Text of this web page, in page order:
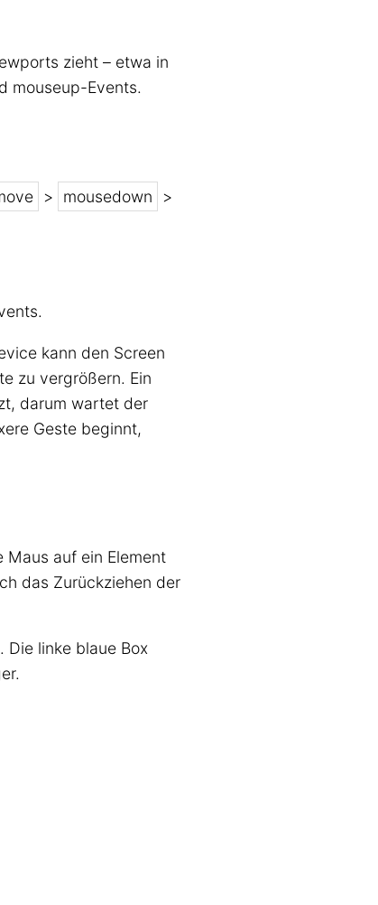
zieht – etwa in
mouseup-Events.
> mousedown >
kann den Screen
zu vergrößern. Ein
darum wartet der
Geste beginnt,
auf ein Element
das Zurückziehen der
Die linke blaue Box